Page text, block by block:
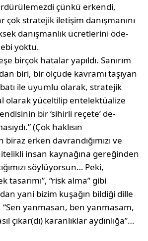
çünkü erkendi,
çok stra­tejik iletişim danışmanını
danışmanlık ücretlerini öde­
yoktu.
birçok hatalar yapıldı. Sanırım
biri, bir ölçüde kavramı taşıyan
ile uyumlu olarak, stratejik
olarak yüceltilip entelektüalize
bir ‘sihirli reçete’ de­
(Çok haklısın
erken davrandığımı­zı ve
insan kaynağına gereğinden
söylü­yorsun… Peki,
tasarımı”, “risk alma” gibi
yani bizim kuşağın bildiği dille
“Sen yanmasan, ben yanmasam,
çıkar(dı) karanlıklar aydınlığa”…